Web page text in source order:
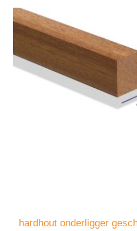
hardhout onderligger